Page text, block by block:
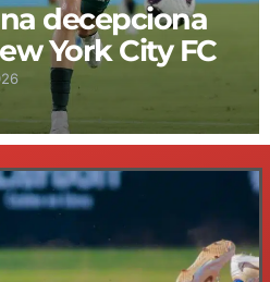
decepciona
York City FC